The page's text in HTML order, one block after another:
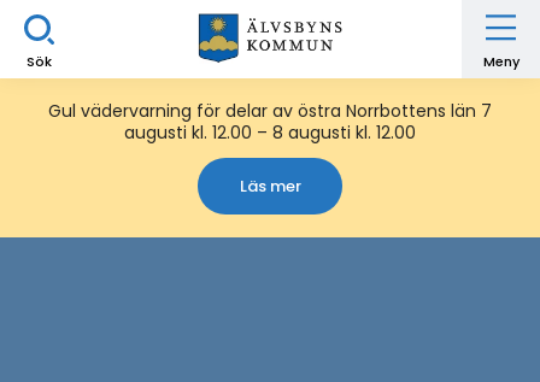
Sök Meny
Gul vädervarning för delar av östra Norrbottens län 7
augusti kl. 12.00 – 8 augusti kl. 12.00
Läs mer